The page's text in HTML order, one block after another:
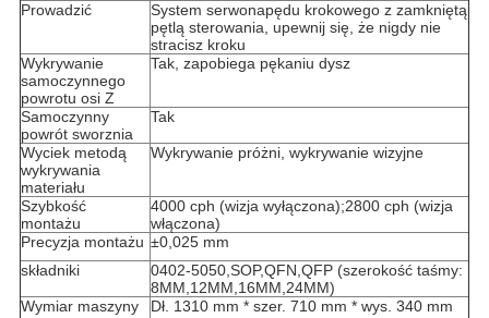
Prowadzić
System serwonapędu krokowego z zamkniętą
pętlą sterowania, upewnij się, że nigdy nie
stracisz kroku
Wykrywanie
samoczynnego
powrotu osi Z
Tak, zapobiega pękaniu dysz
Samoczynny
powrót sworznia
Tak
Wyciek metodą
wykrywania
materiału
Wykrywanie próżni, wykrywanie wizyjne
Szybkość
montażu
4000 cph (wizja wyłączona);2800 cph (wizja
włączona)
Precyzja montażu ±0,025 mm
składniki
0402-5050,SOP,QFN,QFP (szerokość taśmy:
8MM,12MM,16MM,24MM)
Wymiar maszyny
Dł. 1310 mm * szer. 710 mm * wys. 340 mm